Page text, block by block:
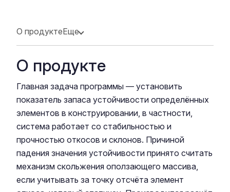
О продуктеЕще
О продукте
Главная задача программы — установить
показатель запаса устойчивости определённых
элементов в конструировании, в частности,
система работает со стабильностью и
прочностью откосов и склонов. Причиной
падения значения устойчивости принято считать
механизм скольжения оползающего массива,
если учитывать за точку отсчёта элемент